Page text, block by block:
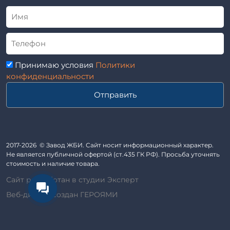
Приставки железобетонные (пасынки) Серия 3.407-57 и
ГОСТ 14295-75
Лестничные марши
Автопавильоны
Анкера железобетонные
Балки железобетонные
Блоки железобетонные
Кабины санитарно-технические
Капители колонн
Козырьки входов для общественных зданий
Колонны железобетонные
Комплект гаража
Альбом
Принимаю условия Политики
конфиденциальности
Отправить
2017-2026 © Завод ЖБИ. Сайт носит информационный характер.
Не является публичной офертой (ст.435 ГК РФ). Просьба уточнять
стоимость и наличие товара.
Сайт разработан в студии Эксперт
Веб-дизайн создан ГЕРОЯМИ